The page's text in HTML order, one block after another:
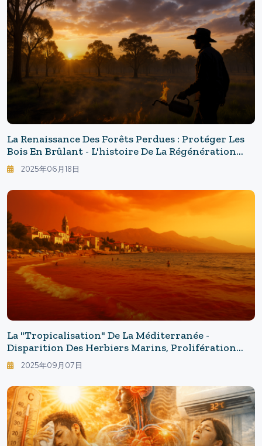
La Renaissance Des Forêts Perdues : Protéger Les
Bois En Brûlant - L'histoire De La Régénération
Des Forêts Qui Ont Perdu 95% De Leur Superficie
2025年06月18日
La "tropicalisation" De La Méditerranée -
Disparition Des Herbiers Marins, Prolifération
Des Poissons Exotiques : Ce Que La Mer À 32°C
Apporte
2025年09月07日